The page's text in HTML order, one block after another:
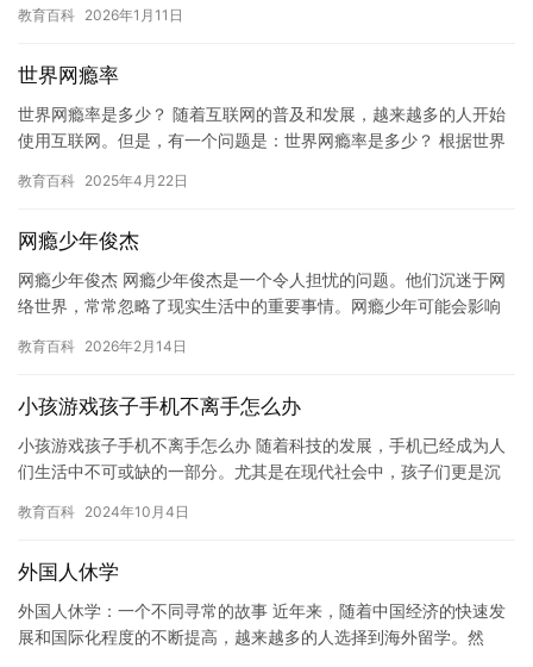
重…
教育百科 2026年1月11日
世界网瘾率
世界网瘾率是多少？ 随着互联网的普及和发展，越来越多的人开始
使用互联网。但是，有一个问题是：世界网瘾率是多少？ 根据世界
教育百科 2025年4月22日
网瘾少年俊杰
网瘾少年俊杰 网瘾少年俊杰是一个令人担忧的问题。他们沉迷于网
络世界，常常忽略了现实生活中的重要事情。网瘾少年可能会影响
点…
教育百科 2026年2月14日
小孩游戏孩子手机不离手怎么办
小孩游戏孩子手机不离手怎么办 随着科技的发展，手机已经成为人
们生活中不可或缺的一部分。尤其是在现代社会中，孩子们更是沉
学习…
教育百科 2024年10月4日
外国人休学
外国人休学：一个不同寻常的故事 近年来，随着中国经济的快速发
展和国际化程度的不断提高，越来越多的人选择到海外留学。然